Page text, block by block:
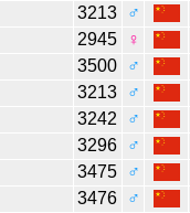
3213
♂
2945
♀
3500
♂
3213
♂
3242
♂
3296
♂
3475
♂
3476
♂